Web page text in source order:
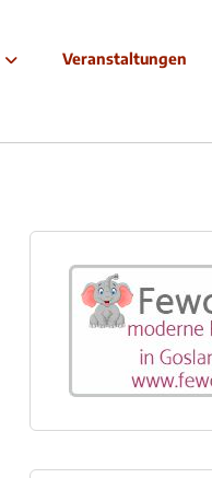
Veranstaltungen